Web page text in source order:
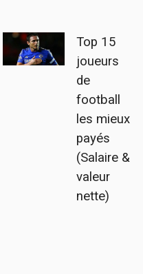
Top 15
joueurs
de
football
les mieux
payés
(Salaire &
valeur
nette)